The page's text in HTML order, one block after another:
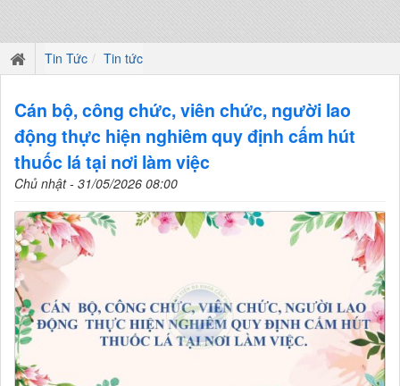
Tin Tức Tin tức
Cán bộ, công chức, viên chức, người lao
động thực hiện nghiêm quy định cấm hút
thuốc lá tại nơi làm việc
Chủ nhật - 31/05/2026 08:00